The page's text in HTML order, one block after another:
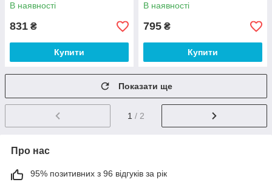
В наявності
831 ₴
Купити
В наявності
795 ₴
Купити
Показати ще
1 / 2
Про нас
95% позитивних з 96 відгуків за рік